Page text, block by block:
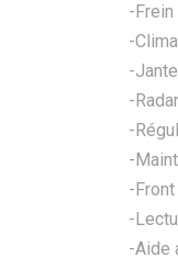
-
-
-
-
-
-
-
-
-Aide